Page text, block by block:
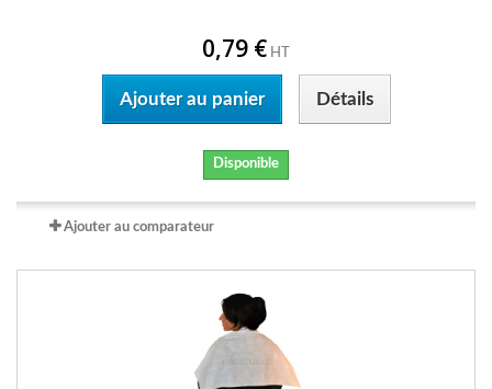
0,79 € HT
Ajouter au panier Détails
Disponible
Ajouter au comparateur